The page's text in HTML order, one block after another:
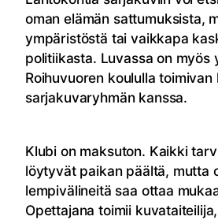
oman elämän sattumuksista,
ympäristöstä tai vaikkapa
politiikasta. Luvassa on myös
Roihuvuoren koululla toimivan
sarjakuvaryhmän kanssa.
Klubi on maksuton. Kaikki
löytyvät paikan päältä, mutta
lempivälineitä saa ottaa
Opettajana toimii kuvataiteilija,